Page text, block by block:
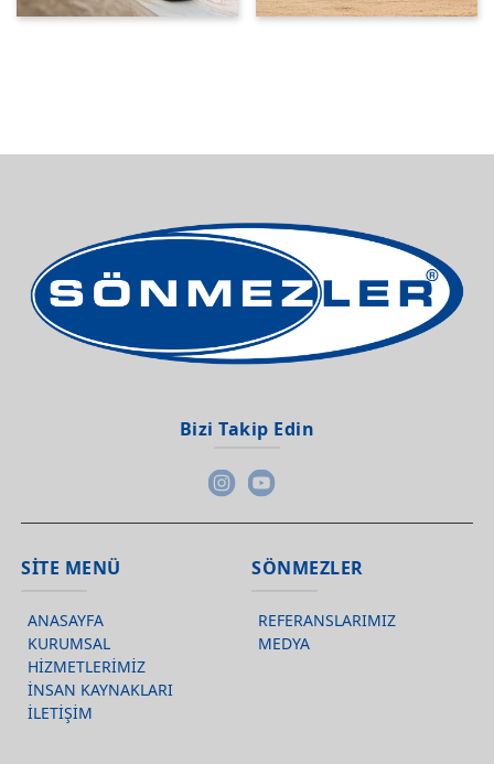
Bizi Takip Edin
SİTE MENÜ
ANASAYFA
KURUMSAL
HİZMETLERİMİZ
İNSAN KAYNAKLARI
İLETİŞİM
SÖNMEZLER
REFERANSLARIMIZ
MEDYA